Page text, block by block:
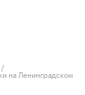
/
на Ленинградском